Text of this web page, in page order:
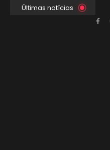
Últimas notícias